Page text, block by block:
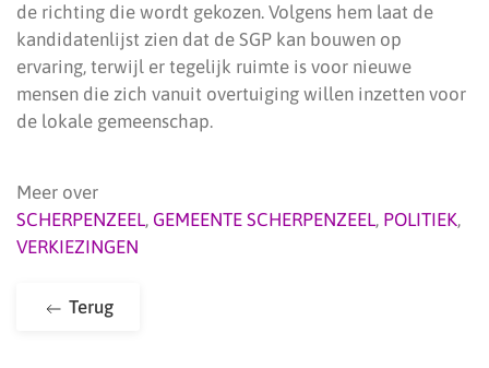
de richting die wordt gekozen. Volgens hem laat de
kandidatenlijst zien dat de SGP kan bouwen op
ervaring, terwijl er tegelijk ruimte is voor nieuwe
mensen die zich vanuit overtuiging willen inzetten voor
de lokale gemeenschap.
Meer over
SCHERPENZEEL, GEMEENTE SCHERPENZEEL, POLITIEK,
VERKIEZINGEN
Terug